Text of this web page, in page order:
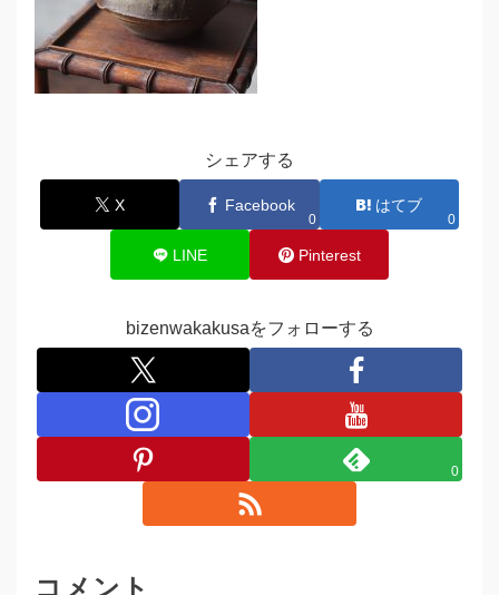
シェアする
X Facebook
0
はてブ
0
LINE Pinterest
bizenwakakusaをフォローする
0
コメント